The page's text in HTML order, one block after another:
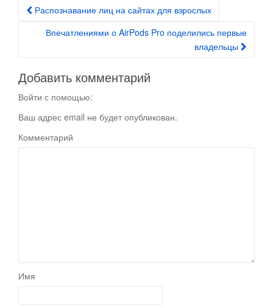
Post navigation
Распознавание лиц на сайтах для взрослых
Впечатлениями о AirPods Pro поделились первые
владельцы
Добавить комментарий
Войти с помощью:
Ваш адрес email не будет опубликован.
Комментарий
Имя